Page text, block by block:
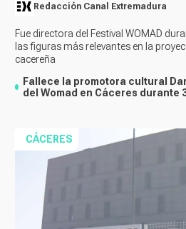
Redacción Canal Extremadura
Fue directora del Festival WOMAD
las figuras más relevantes en la
cacereña
Fallece la promotora cultural
del Womad en Cáceres durante
CÁCERES